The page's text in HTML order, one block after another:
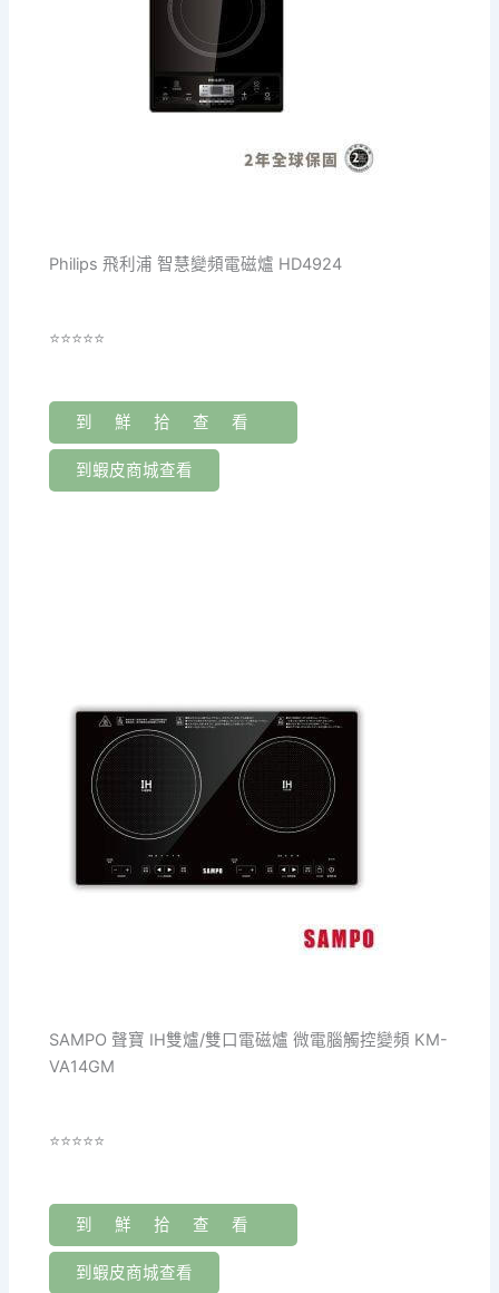
Philips 飛利浦 智慧變頻電磁爐 HD4924
⭐⭐⭐⭐⭐
到鮮拾查看
到蝦皮商城查看
SAMPO 聲寶 IH雙爐/雙口電磁爐 微電腦觸控變頻 KM-
VA14GM
⭐⭐⭐⭐⭐
到鮮拾查看
到蝦皮商城查看